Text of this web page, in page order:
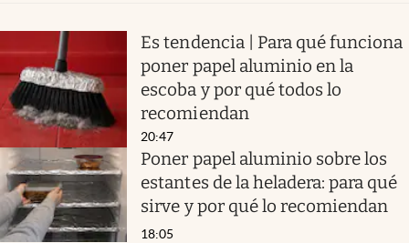
Es tendencia | Para qué funciona
poner papel aluminio en la
escoba y por qué todos lo
recomiendan
20:47
Poner papel aluminio sobre los
estantes de la heladera: para qué
sirve y por qué lo recomiendan
18:05